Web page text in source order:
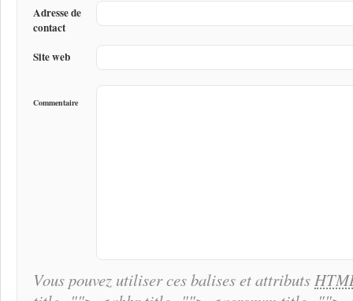
Adresse de
contact
Site web
Commentaire
Vous pouvez utiliser ces balises et attributs